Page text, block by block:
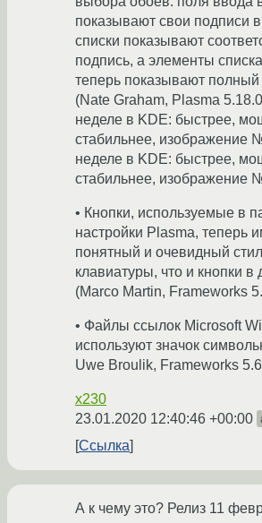
показывают свои подписи
списки показывают
подпись, а элементы
теперь показывают полный
(Nate Graham, Plasma
неделе в KDE: быстрее,
стабильнее, изображение
неделе в KDE: быстрее,
стабильнее, изображение
• Кнопки, используемые в
настройки Plasma, теперь
понятный и очевидный
клавиатуры, что и кнопки в
(Marco Martin, Frameworks
• Файлы ссылок Microsoft
используют значок
Uwe Broulik, Frameworks
x230
23.01.2020 12:40:46 +00:00
Ссылка
А к чему это? Релиз 11